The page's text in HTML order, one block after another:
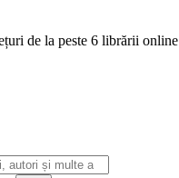
de la peste 6 librării online